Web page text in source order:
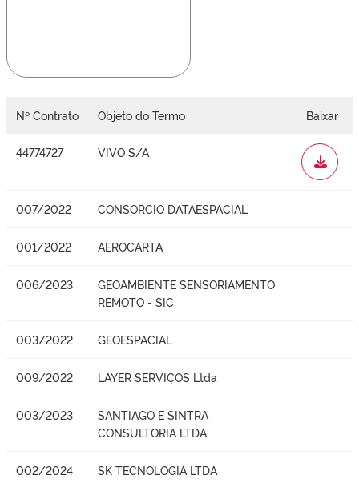
Nº Contrato Objeto do Termo Baixar
44774727 VIVO S/A
WORD
007/2022 CONSORCIO DATAESPACIAL
001/2022 AEROCARTA
006/2023
GEOAMBIENTE SENSORIAMENTO
REMOTO - SIC
003/2022 GEOESPACIAL
009/2022 LAYER SERVIÇOS Ltda
003/2023
SANTIAGO E SINTRA
CONSULTORIA LTDA
002/2024 SK TECNOLOGIA LTDA